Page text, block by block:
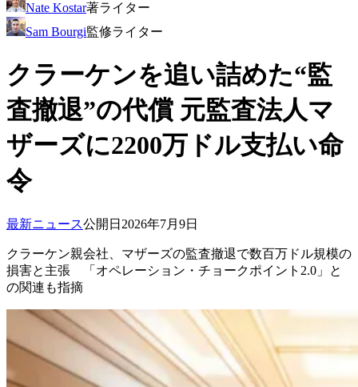
Nate Kostar著ライター
Sam Bourgi監修ライター
クラーケンを追い詰めた“監
査撤退”の代償 元監査法人マ
ザーズに2200万ドル支払い命
令
最新ニュース公開日 2026年7月9日
クラーケン親会社、マザーズの監査撤退で数百万ドル規模の
損害と主張 「オペレーション・チョークポイント2.0」と
の関連も指摘